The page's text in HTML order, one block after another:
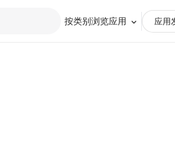
按类别浏览应用 应用